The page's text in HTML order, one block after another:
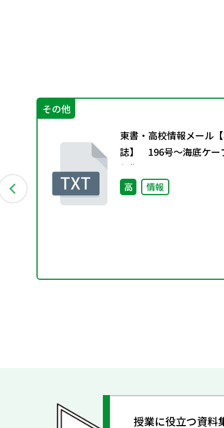
その他
東書・高校情報メール
誌】 196号～海底ケー
信衛星～～
高 情報
授業に役立つ資料